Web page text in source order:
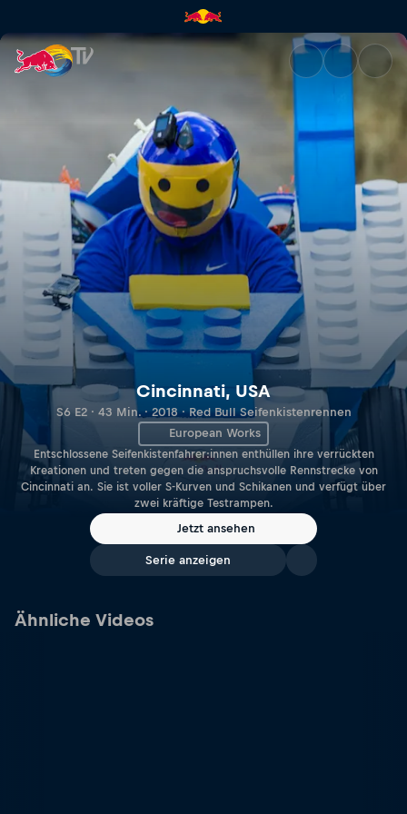
Cincinnati, USA | Red Bull TV
Cincinnati, USA
S6 E2 · 43 Min. · 2018 · Red Bull Seifenkistenrennen
European Works
Entschlossene Seifenkistenfahrer:innen enthüllen ihre verrückten
Kreationen und treten gegen die anspruchsvolle Rennstrecke von
Cincinnati an. Sie ist voller S-Kurven und Schikanen und verfügt über
zwei kräftige Testrampen.
Jetzt ansehen
Serie anzeigen
Ähnliche Videos